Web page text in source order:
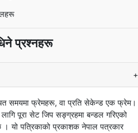
प्रश्नहरू
+
समयमा फ्रेमहरू, वा प्रति सेकेन्ड एक फ्रेम।
पूरा सेट जिप सङ्ग्रहमा बन्डल गरिएको
यो पत्रिकाको प्रकाशक नेपाल पत्रकार